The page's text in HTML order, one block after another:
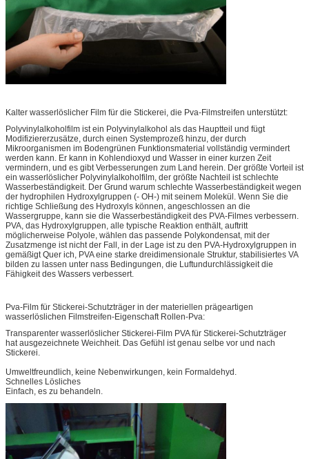
Kalter wasserlöslicher Film für die Stickerei, die Pva-Filmstreifen unterstützt:
Polyvinylalkoholfilm ist ein Polyvinylalkohol als das Hauptteil und fügt
Modifiziererzusätze, durch einen Systemprozeß hinzu, der durch
Mikroorganismen im Bodengrünen Funktionsmaterial vollständig vermindert
werden kann. Er kann in Kohlendioxyd und Wasser in einer kurzen Zeit
vermindern, und es gibt Verbesserungen zum Land herein. Der größte Vorteil ist
ein wasserlöslicher Polyvinylalkoholfilm, der größte Nachteil ist schlechte
Wasserbeständigkeit. Der Grund warum schlechte Wasserbeständigkeit wegen
der hydrophilen Hydroxylgruppen (- OH-) mit seinem Molekül. Wenn Sie die
richtige Schließung des Hydroxyls können, angeschlossen an die
Wassergruppe, kann sie die Wasserbeständigkeit des PVA-Filmes verbessern.
PVA, das Hydroxylgruppen, alle typische Reaktion enthält, auftritt
möglicherweise Polyole, wählen das passende Polykondensat, mit der
Zusatzmenge ist nicht der Fall, in der Lage ist zu den PVA-Hydroxylgruppen in
gemäßigt Quer ich, PVA eine starke dreidimensionale Struktur, stabilisiertes VA
bilden zu lassen unter nass Bedingungen, die Luftundurchlässigkeit die
Fähigkeit des Wassers verbessert.
Pva-Film für Stickerei-Schutzträger in der materiellen prägeartigen
wasserlöslichen Filmstreifen-Eigenschaft Rollen-Pva:
Transparenter wasserlöslicher Stickerei-Film PVA für Stickerei-Schutzträger
hat ausgezeichnete Weichheit. Das Gefühl ist genau selbe vor und nach
Stickerei.
Umweltfreundlich, keine Nebenwirkungen, kein Formaldehyd.
Schnelles Lösliches
Einfach, es zu behandeln.